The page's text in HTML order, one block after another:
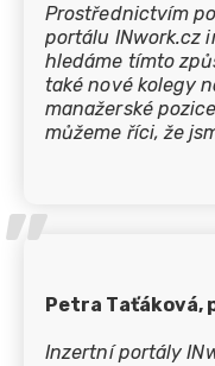
Prostřednictvím
portálu INwork.cz
hledáme tímto
také nové kolegy
manažerské
můžeme říci, že
servisem.
’’Petra Taťáková,
Inzertní portály